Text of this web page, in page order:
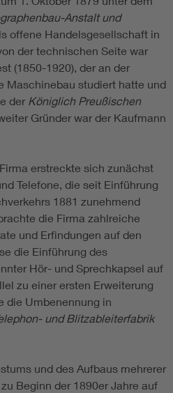
Anstalt und
offene Handelsgesellschaft in
der technischen Seite war
(1850-1920), der an der
Maschinebau studiert hatte und
der Königlich Preußischen
Gründer war der Kaufmann
erstreckte sich zunächst
Telefone, die seit Einführung
1881 zunehmend
die Firma zahlreiche
und Erfindungen auf den
die Einführung des
Hör- und Sprechkapsel auf
zu einer ersten Erweiterung
die Umbenennung in
und Blitzableiterfabrik
und des Aufbaus mehrerer
Beginn der 1890er Jahre auf